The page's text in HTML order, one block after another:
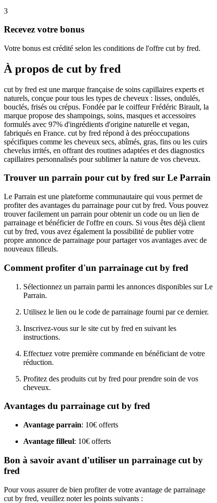
3
Recevez votre bonus
Votre bonus est crédité selon les conditions de l'offre cut by fred.
À propos de cut by fred
cut by fred est une marque française de soins capillaires experts et
naturels, conçue pour tous les types de cheveux : lisses, ondulés,
bouclés, frisés ou crépus. Fondée par le coiffeur Frédéric Birault, la
marque propose des shampoings, soins, masques et accessoires
formulés avec 97% d'ingrédients d'origine naturelle et vegan,
fabriqués en France. cut by fred répond à des préoccupations
spécifiques comme les cheveux secs, abîmés, gras, fins ou les cuirs
chevelus irrités, en offrant des routines adaptées et des diagnostics
capillaires personnalisés pour sublimer la nature de vos cheveux.
Trouver un parrain pour cut by fred sur Le Parrain
Le Parrain est une plateforme communautaire qui vous permet de
profiter des avantages du parrainage pour cut by fred. Vous pouvez
trouver facilement un parrain pour obtenir un code ou un lien de
parrainage et bénéficier de l'offre en cours. Si vous êtes déjà client
cut by fred, vous avez également la possibilité de publier votre
propre annonce de parrainage pour partager vos avantages avec de
nouveaux filleuls.
Comment profiter d'un parrainage cut by fred
Sélectionnez un parrain parmi les annonces disponibles sur Le
Parrain.
Utilisez le lien ou le code de parrainage fourni par ce dernier.
Inscrivez-vous sur le site cut by fred en suivant les
instructions.
Effectuez votre première commande en bénéficiant de votre
réduction.
Profitez des produits cut by fred pour prendre soin de vos
cheveux.
Avantages du parrainage cut by fred
Avantage parrain: 10€ offerts
Avantage filleul: 10€ offerts
Bon à savoir avant d'utiliser un parrainage cut by
fred
Pour vous assurer de bien profiter de votre avantage de parrainage
cut by fred, veuillez noter les points suivants :